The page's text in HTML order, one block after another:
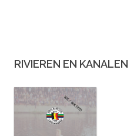
RIVIEREN EN KANALEN